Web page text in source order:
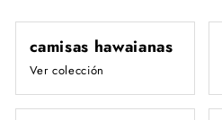
camisas hawaianas
Ver colección